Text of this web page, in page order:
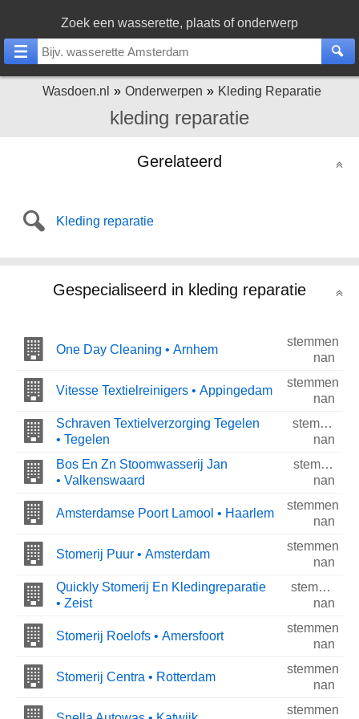
Zoek een wasserette, plaats of onderwerp
Wasdoen.nl Onderwerpen Kleding Reparatie
kleding reparatie
Gerelateerd
Kleding reparatie
Gespecialiseerd in kleding reparatie
One Day Cleaning • Arnhem
stemmen
nan
Vitesse Textielreinigers • Appingedam
stemmen
nan
Schraven Textielverzorging Tegelen
• Tegelen
stemmen
nan
Bos En Zn Stoomwasserij Jan
• Valkenswaard
stemmen
nan
Amsterdamse Poort Lamool • Haarlem
stemmen
nan
Stomerij Puur • Amsterdam
stemmen
nan
Quickly Stomerij En Kledingreparatie
• Zeist
stemmen
nan
Stomerij Roelofs • Amersfoort
stemmen
nan
Stomerij Centra • Rotterdam
stemmen
nan
stemmen